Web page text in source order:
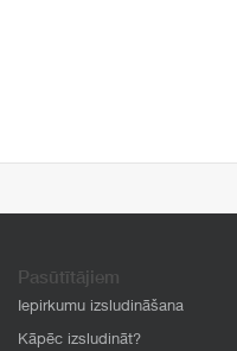
Pasūtītājiem
Iepirkumu izsludināšana
Kāpēc izsludināt?